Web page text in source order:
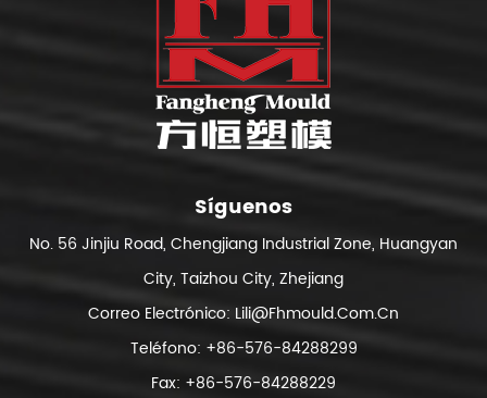
Síguenos
No. 56 Jinjiu Road, Chengjiang Industrial Zone, Huangyan
City, Taizhou City, Zhejiang
Correo Electrónico: Lili@fhmould.com.cn
Teléfono: +86-576-84288299
Fax: +86-576-84288229